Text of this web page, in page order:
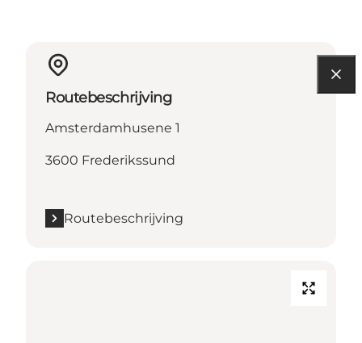
Routebeschrijving
Amsterdamhusene 1
3600 Frederikssund
Routebeschrijving